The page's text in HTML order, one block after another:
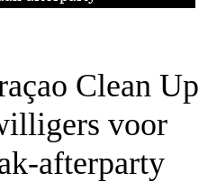
Clean Up
voor
afterparty